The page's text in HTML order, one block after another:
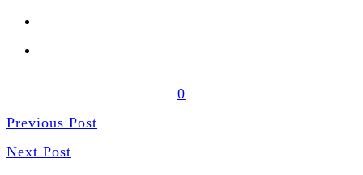
0
Previous Post
Next Post